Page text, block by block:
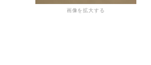
画像を拡大する